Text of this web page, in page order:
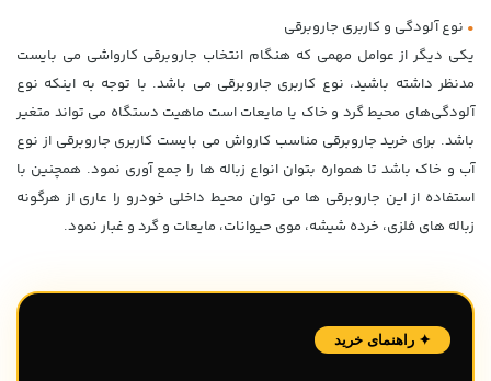
• نوع آلودگی و کاربری جاروبرقی
یکی دیگر از عوامل مهمی که هنگام انتخاب جاروبرقی کارواشی می بایست
مدنظر داشته باشید، نوع کاربری جاروبرقی می باشد. با توجه به اینکه نوع
آلودگی‌های محیط گرد و خاک یا مایعات است ماهیت دستگاه می تواند متغیر
باشد. برای خرید جاروبرقی مناسب کارواش می بایست کاربری جاروبرقی از نوع
آب و خاک باشد تا همواره بتوان انواع زباله ها را جمع آوری نمود. همچنین با
استفاده از این جاروبرقی ها می توان محیط داخلی خودرو را عاری از هرگونه
زباله های فلزی، خرده شیشه، موی حیوانات، مایعات و گرد و غبار نمود.
✦ راهنمای خرید